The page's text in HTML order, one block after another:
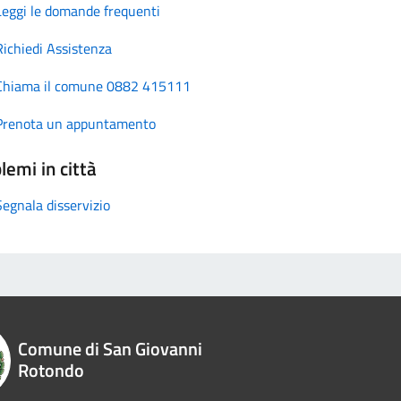
le domande frequenti
Assistenza
il comune 0882 415111
un appuntamento
in città
disservizio
Comune di San Giovanni
Rotondo